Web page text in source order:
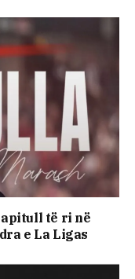
të ri në
e La Ligas